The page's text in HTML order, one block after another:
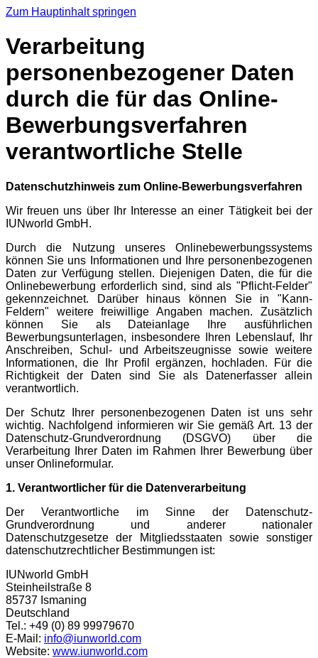
Zum Hauptinhalt springen
Verarbeitung
personenbezogener Daten
durch die für das Online-
Bewerbungsverfahren
verantwortliche Stelle
Datenschutzhinweis zum Online-Bewerbungsverfahren
Wir freuen uns über Ihr Interesse an einer Tätigkeit bei der
IUNworld GmbH.
Durch die Nutzung unseres Onlinebewerbungssystems
können Sie uns Informationen und Ihre personenbezogenen
Daten zur Verfügung stellen. Diejenigen Daten, die für die
Onlinebewerbung erforderlich sind, sind als "Pflicht-Felder"
gekennzeichnet. Darüber hinaus können Sie in "Kann-
Feldern" weitere freiwillige Angaben machen. Zusätzlich
können Sie als Dateianlage Ihre ausführlichen
Bewerbungsunterlagen, insbesondere Ihren Lebenslauf, Ihr
Anschreiben, Schul- und Arbeitszeugnisse sowie weitere
Informationen, die Ihr Profil ergänzen, hochladen. Für die
Richtigkeit der Daten sind Sie als Datenerfasser allein
verantwortlich.
Der Schutz Ihrer personenbezogenen Daten ist uns sehr
wichtig. Nachfolgend informieren wir Sie gemäß Art. 13 der
Datenschutz-Grundverordnung (DSGVO) über die
Verarbeitung Ihrer Daten im Rahmen Ihrer Bewerbung über
unser Onlineformular.
1. Verantwortlicher für die Datenverarbeitung
Der Verantwortliche im Sinne der Datenschutz-
Grundverordnung und anderer nationaler
Datenschutzgesetze der Mitgliedsstaaten sowie sonstiger
datenschutzrechtlicher Bestimmungen ist:
IUNworld GmbH
Steinheilstraße ​8
85737 Ismaning
Deutschland
Tel.: +49 (0) 89 99979670
E-Mail: info@iunworld.com
Website: www.iunworld.com